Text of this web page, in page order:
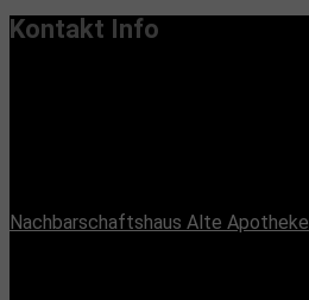
Kontakt Info
Nachbarschaftshaus Alte Apotheke